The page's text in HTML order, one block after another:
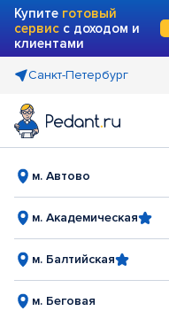
Купите готовый
сервис с доходом и
клиентами
Санкт-Петербург
м. Автово
м. Академическая
м. Балтийская
м. Беговая